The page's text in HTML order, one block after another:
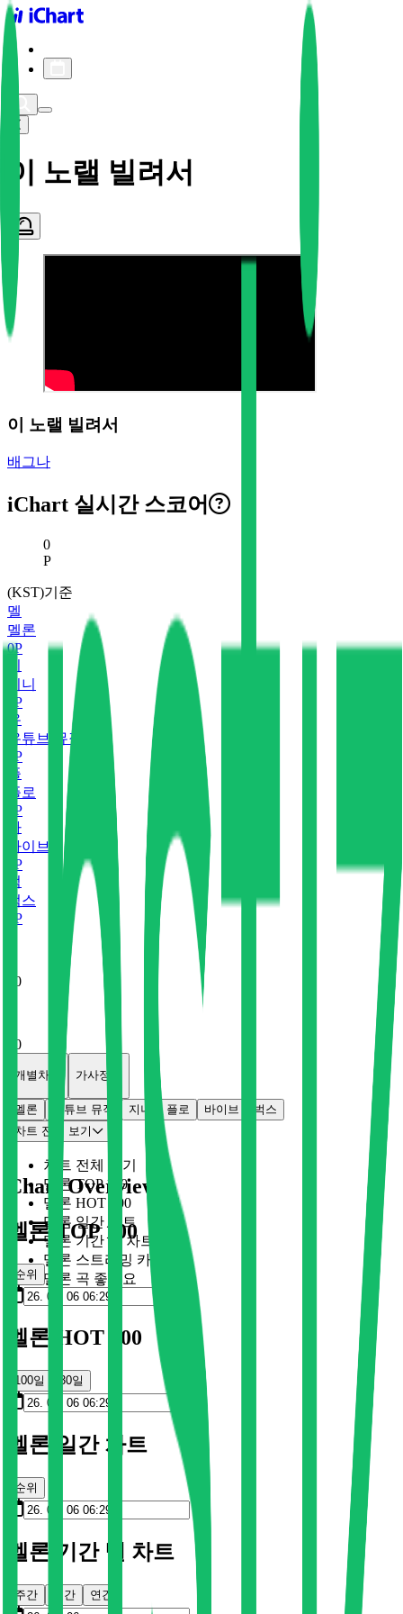
iChart logo
이 노랠 빌려서
이 노랠 빌려서
배그나
iChart 실시간 스코어
현재 스코어
0
P
(KST)기준
멜
멜론
0P
지니
P
유
유튜브 뮤직
P
플
플로
P
바
바이브
P
벅
벅스
P
0
0
개별차트 가사정보
멜론 유튜브 뮤직 지니 플로 바이브
벅스
차트 전체 보기
차트 전체 보기
멜론 TOP 100
멜론 HOT 100
멜론 일간 차트
멜론 기간 별 차트
멜론 스트리밍 카드
멜론 곡 좋아요
Chart Overview
멜론 TOP 100
순위
멜론 HOT 100
100일 30일
멜론 일간 차트
순위
멜론 기간 별 차트
주간 월간 연간